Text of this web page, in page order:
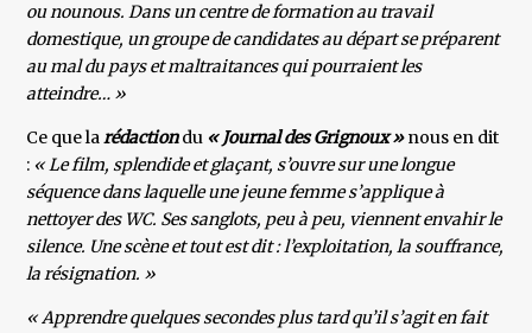
ou nounous. Dans un centre de formation au travail
domestique, un groupe de candidates au départ se préparent
au mal du pays et maltraitances qui pourraient les
atteindre… »
Ce que larédactiondu « Journal des Grignoux »nous en dit
: « Le film, splendide et glaçant, s’ouvre sur une longue
séquence dans laquelle une jeune femme s’applique à
nettoyer des WC. Ses sanglots, peu à peu, viennent envahir le
silence. Une scène et tout est dit : l’exploitation, la souffrance,
la résignation. »
« Apprendre quelques secondes plus tard qu’il s’agit en fait